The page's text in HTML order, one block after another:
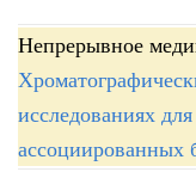
Непрерывное
исследованиях
ассоциированных